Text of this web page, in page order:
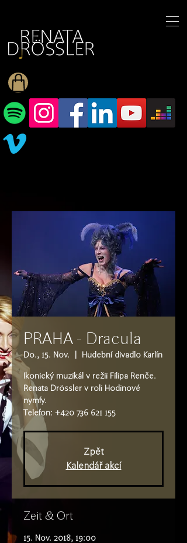
PRAHA - Dracula
Do., 15. Nov. Hudební divadlo Karlín
Ikonický muzikál v režii Filipa Renče.
Renata Drössler v roli Hodinové
nymfy.
Telefon: +420 736 621 155
Zpět
Kalendář akcí
Zeit & Ort
15. Nov. 2018, 19:00